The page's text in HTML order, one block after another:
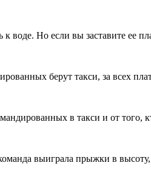
воде. Но если вы заставите ее
берут такси, за всех
в такси и от того,
выиграла прыжки в